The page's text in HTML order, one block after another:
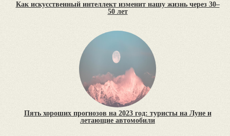
Как искусственный интеллект изменит нашу жизнь через 30–
50 лет
Пять хороших прогнозов на 2023 год: туристы на Луне и
летающие автомобили